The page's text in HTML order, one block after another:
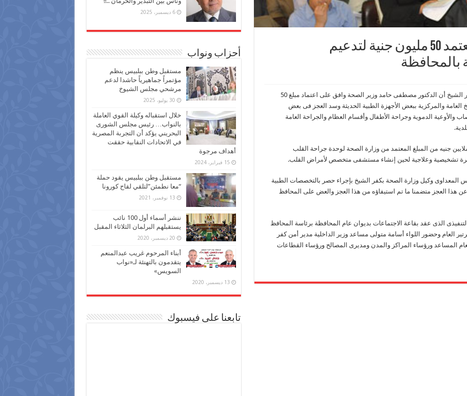
محافظ كفرالشيخ يعتمد 50 مليون جنية لتدعيم
بالمحافظة
أعلن المهندس سعد الحسينى محافظ كفر الشيخ أن الدكتور مصطفى حامد وزير الصحة وافق على اعتماد مبلغ 50
والمركزية ببعض الأجهزة الطبية الحديثة وسد العجز فى بعض
الدموية وجراحة الأطفال وأقسام العظام والجراحة العامة
المحافظ، أنه تم تخصيص مبلغ 7 ملايين جنيه من المبلغ المعتمد من وزارة الصحة لوحدة جراحة القلب
تشخيصية وعلاجية لحين إنشاء مستشفى متخصص لأمراض القلب.
المعداوى وكيل وزارة الصحة بكفر الشيخ بإجراء حصر بالتخصصات الطبية
هذا العجز متضمنا ما تم استيفاؤه من هذا العجز والعض على المحافظ
الذى عقد بقاعة الاجتماعات بديوان عام المحافظة برئاسة المحافظ
العام وحضور اللواء أسامة متولى مساعد وزير الداخلية مدير أمن كفر
المساعد ورؤساء المراكز والمدن ومديرى المصالح ورؤساء القطاعات
6 ديسمبر، 2025
أحزاب ونواب
مستقبل وطن ببلبيس ينظم
مؤتمراً جماهيرياً حاشدا لدعم
مرشحي مجلس الشيوخ
30 يوليو، 2025
خلال استقباله وكيلة القوي العاملة
بالنواب… رئيس مجلس الشورى
البحريني يؤكد أن التجربة المصرية
في الاتحادات النقابية حققت
أهداف مرجوة
15 فبراير، 2024
مستقبل وطن ببلبيس يقود حملة
“معا نطمئن”لتلقي لقاح كورونا
13 نوفمبر، 2021
ننشر أسماء أول 100 نائب
يستقبلهم البرلمان الثلاثاء المقبل
20 ديسمبر، 2020
أبناء المرحوم غريب عبدالمنعم
يتقدمون بالتهنئة لـ«نواب
السويس»
13 ديسمبر، 2020
تابعنا على فيسبوك